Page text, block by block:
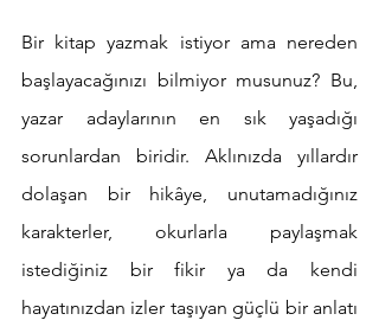
Bir kitap yazmak istiyor ama nereden
başlayacağınızı bilmiyor musunuz? Bu,
yazar adaylarının en sık yaşadığı
sorunlardan biridir. Aklınızda yıllardır
dolaşan bir hikâye, unutamadığınız
karakterler, okurlarla paylaşmak
istediğiniz bir fikir ya da kendi
hayatınızdan izler taşıyan güçlü bir anlatı